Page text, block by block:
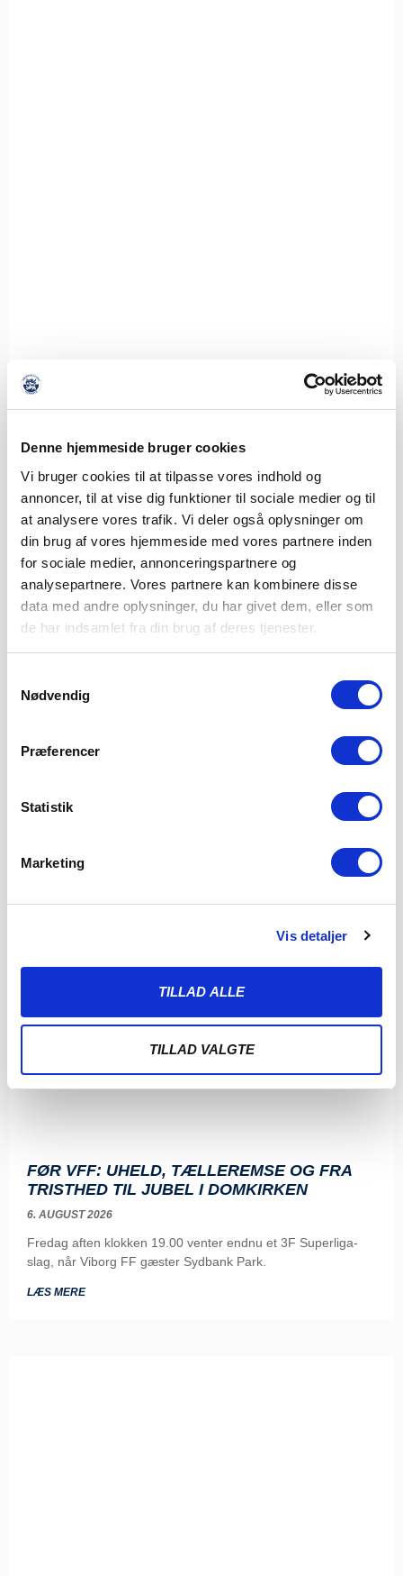
Denne hjemmeside bruger cookies
Vi bruger cookies til at tilpasse vores indhold og
annoncer, til at vise dig funktioner til sociale medier og til
at analysere vores trafik. Vi deler også oplysninger om
din brug af vores hjemmeside med vores partnere inden
for sociale medier, annonceringspartnere og
analysepartnere. Vores partnere kan kombinere disse
data med andre oplysninger, du har givet dem, eller som
de har indsamlet fra din brug af deres tjenester.
Nødvendig
Præferencer
Statistik
Marketing
Vis detaljer
TILLAD ALLE
TILLAD VALGTE
THISTED FC VENTER I 2. RUNDE AF
6. AUGUST 2026
Vi træder ind i 2. runde af Betano Pokalen, hvor Thisted FC
fra 2. division
LÆS MERE
FØR VFF: UHELD, TÆLLEREMSE OG FRA
TRISTHED TIL JUBEL I DOMKIRKEN
6. AUGUST 2026
Fredag aften klokken 19.00 venter endnu et 3F Superliga-
slag, når Viborg FF gæster Sydbank Park.
LÆS MERE